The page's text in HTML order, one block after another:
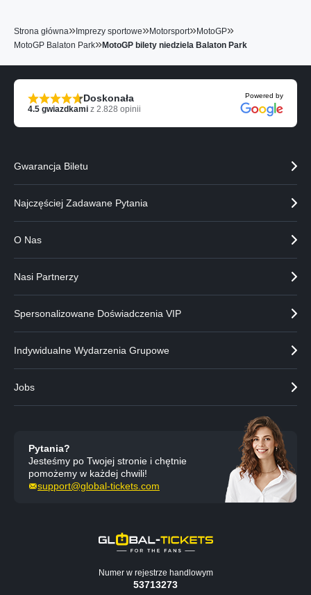
Strona główna» Imprezy sportowe»Motorsport»MotoGP»
MotoGP Balaton Park»MotoGP bilety niedziela Balaton Park
Doskonała
4.5 gwiazdkami z 2.828 opinii
Powered by
Gwarancja Biletu
Najczęściej Zadawane Pytania
O Nas
Nasi Partnerzy
Spersonalizowane Doświadczenia VIP
Indywidualne Wydarzenia Grupowe
Jobs
Pytania?
Jesteśmy po Twojej stronie i chętnie
pomożemy w każdej chwili!
support@global-tickets.com
Numer w rejestrze handlowym
53713273